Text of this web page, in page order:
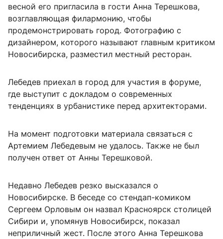
весной его пригласила в гости Анна Терешкова,
возглавляющая филармонию, чтобы
продемонстрировать город. Фотографию с
дизайнером, которого называют главным критиком
Новосибирска, разместил местный ресторан.
Лебедев приехал в город для участия в форуме,
где выступит с докладом о современных
тенденциях в урбанистике перед архитекторами.
На момент подготовки материала связаться с
Артемием Лебедевым не удалось. Также не был
получен ответ от Анны Терешковой.
Недавно Лебедев резко высказался о
Новосибирске. В беседе со стендап-комиком
Сергеем Орловым он назвал Красноярск столицей
Сибири и, упомянув Новосибирск, показал
неприличный жест. После этого Анна Терешкова